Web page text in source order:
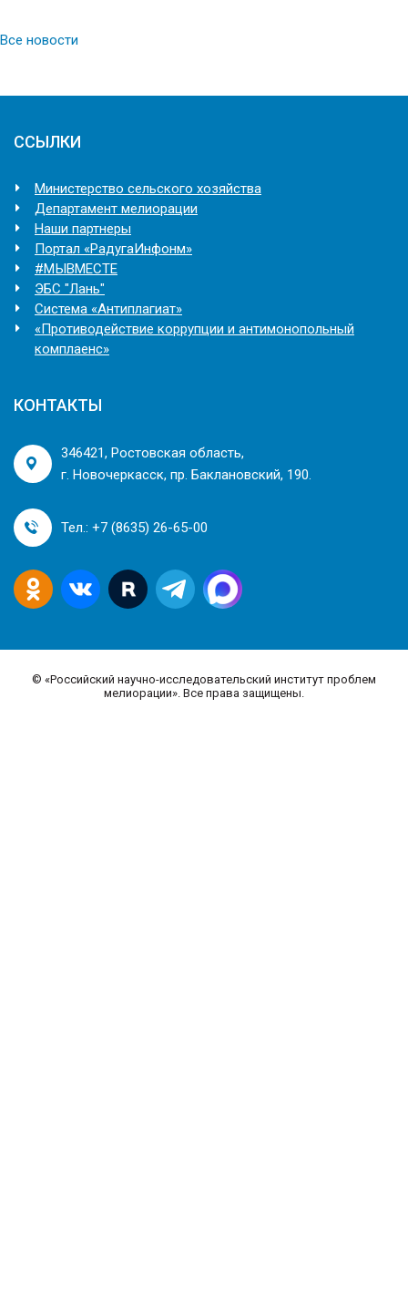
Все новости
ССЫЛКИ
Министерство сельского хозяйства
Департамент мелиорации
Наши партнеры
Портал «РадугаИнфонм»
#МЫВМЕСТЕ
ЭБС "Лань"
Система «Антиплагиат»
«Противодействие коррупции и антимонопольный
комплаенс»
КОНТАКТЫ
346421, Ростовская область,
г. Новочеркасск, пр. Баклановский, 190.
Тел.: +7 (8635) 26-65-00
© «Российский научно-исследовательский институт проблем
мелиорации». Все права защищены.